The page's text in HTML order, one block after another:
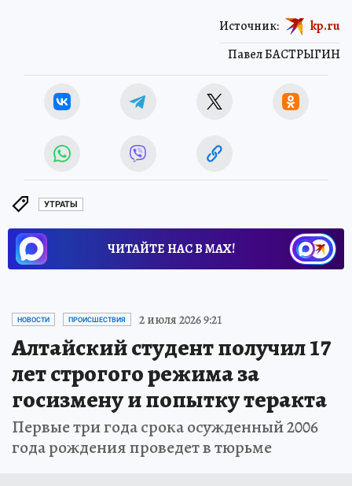
Павел БАСТРЫГИН
Источник: kp.ru
УТРАТЫ
ЧИТАЙТЕ НАС В МАХ!
НОВОСТИ ПРОИСШЕСТВИЯ 2 июля 2026 9:21
Алтайский студент получил 17
лет строгого режима за
госизмену и попытку теракта
Первые три года срока осужденный 2006
года рождения проведет в тюрьме